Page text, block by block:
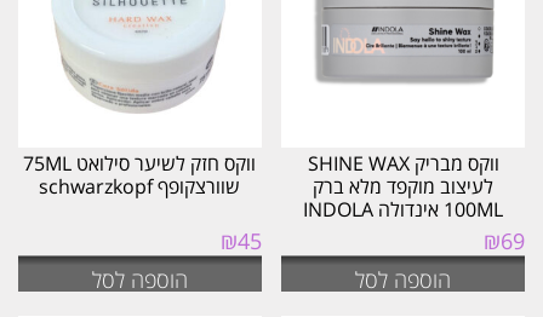
ווקס מבריק SHINE WAX
לעיצוב מוקפד מלא ברק
100ML אינדולה INDOLA
₪69
הוספה לסל
ווקס חזק לשיער סילואט 75ML
שוורצקופף schwarzkopf
₪45
הוספה לסל